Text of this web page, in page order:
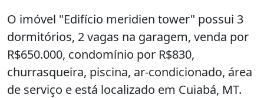
O imóvel "Edifício meridien tower" possui 3
dormitórios, 2 vagas na garagem, venda por
R$650.000, condomínio por R$830,
churrasqueira, piscina, ar-condicionado, área
de serviço e está localizado em Cuiabá, MT.